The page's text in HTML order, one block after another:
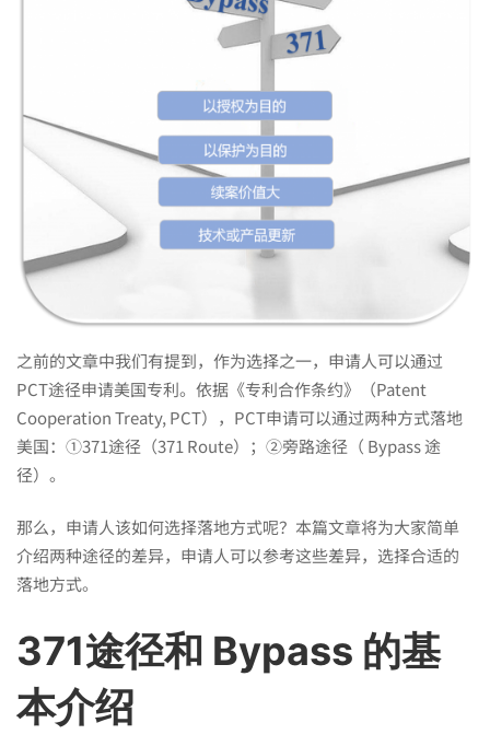
or
短
周
期，
以
PCT
申
请
美
之前的文章中我们有提到，作为选择之一，申请人可以通过
PCT途径申请美国专利。依据《专利合作条约》（Patent
Cooperation Treaty, PCT），PCT申请可以通过两种方式落地
美国：①371途径（371 Route）；②旁路途径（ Bypass 途
径）。
那么，申请人该如何选择落地方式呢？本篇文章将为大家简单
介绍两种途径的差异，申请人可以参考这些差异，选择合适的
落地方式。
371途径和 Bypass 的基
本介绍